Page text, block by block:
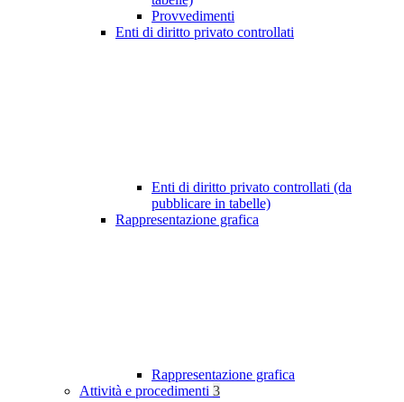
Provvedimenti
Enti di diritto privato controllati
Enti di diritto privato controllati (da
pubblicare in tabelle)
Rappresentazione grafica
Rappresentazione grafica
Attività e procedimenti 3